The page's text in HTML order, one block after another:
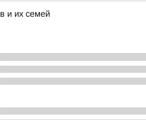
и их семей